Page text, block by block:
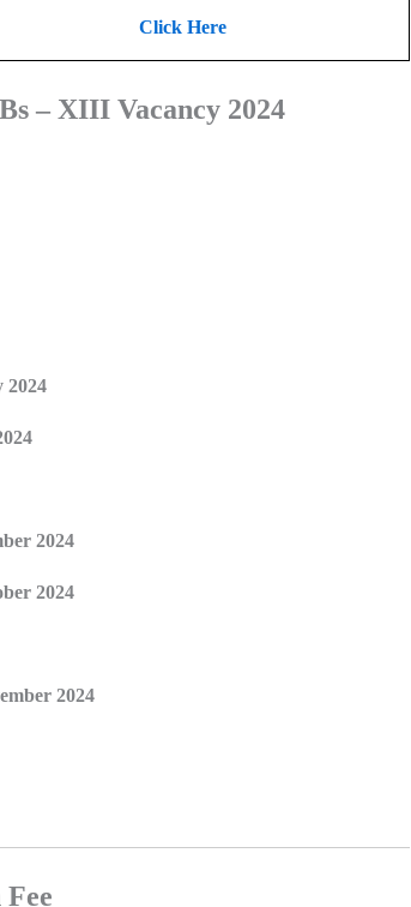
Click Here
– XIII Vacancy 2024
2024
2024
2024
2024